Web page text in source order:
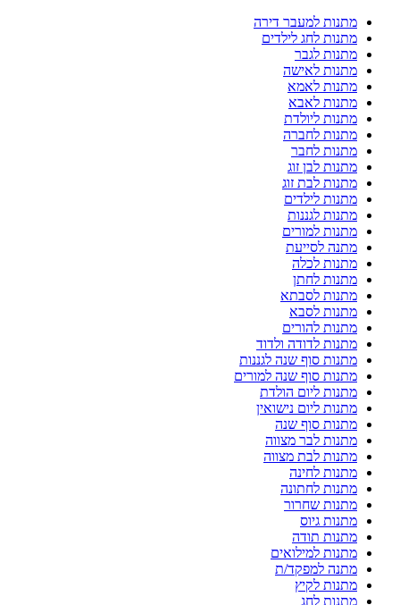
מתנות למעבר דירה
מתנות לחג לילדים
מתנות לגבר
מתנות לאישה
מתנות לאמא
מתנות לאבא
מתנות ליולדת
מתנות לחברה
מתנות לחבר
מתנות לבן זוג
מתנות לבת זוג
מתנות לילדים
מתנות לגננות
מתנות למורים
מתנה לסייעת
מתנות לכלה
מתנות לחתן
מתנות לסבתא
מתנות לסבא
מתנות להורים
מתנות לדודה ולדוד
מתנות סוף שנה לגננות
מתנות סוף שנה למורים
מתנות ליום הולדת
מתנות ליום נישואין
מתנות סוף שנה
מתנות לבר מצווה
מתנות לבת מצווה
מתנות לחינה
מתנות לחתונה
מתנות שחרור
מתנות גיוס
מתנות תודה
מתנות למילואים
מתנה למפקד/ת
מתנות לקיץ
מתנות לחג